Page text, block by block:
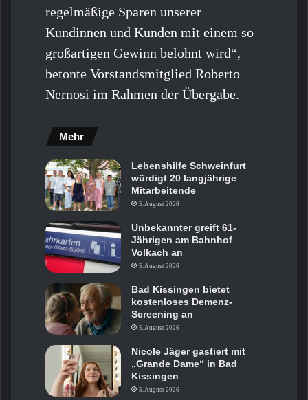
regelmäßige Sparen unserer
Kundinnen und Kunden mit einem so
großartigen Gewinn belohnt wird“,
betonte Vorstandsmitglied Roberto
Nernosi im Rahmen der Übergabe.
Mehr
Lebenshilfe Schweinfurt
würdigt 20 langjährige
Mitarbeitende
5. August 2026
Unbekannter greift 61-
Jährigen am Bahnhof
Volkach an
5. August 2026
Bad Kissingen bietet
kostenloses Demenz-
Screening an
5. August 2026
Nicole Jäger gastiert mit
„Grande Dame“ in Bad
Kissingen
5. August 2026